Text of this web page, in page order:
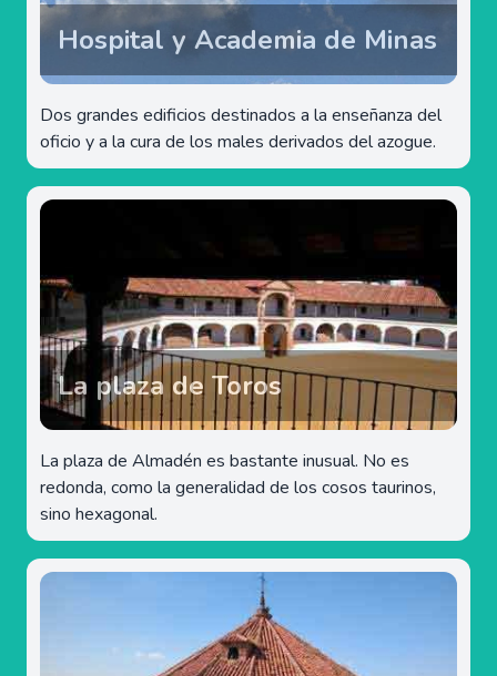
Hospital y Academia de Minas
Dos grandes edificios destinados a la enseñanza del
oficio y a la cura de los males derivados del azogue.
La plaza de Toros
La plaza de Almadén es bastante inusual. No es
redonda, como la generalidad de los cosos taurinos,
sino hexagonal.